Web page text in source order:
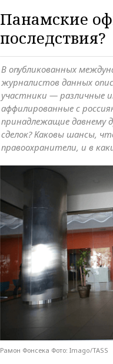
Панамские
последствия?
В опубликованных
журналистов данных
участники — различные
аффилированные с
принадлежащие давнему
сделок? Каковы шансы,
правоохранители, и в
Рамон Фонсека Фото: Imago/TASS